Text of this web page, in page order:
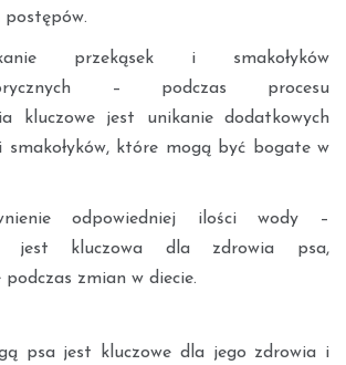
postępów.
przekąsek i smakołyków
– podczas procesu
kluczowe jest unikanie dodatkowych
smakołyków, które mogą być bogate w
odpowiedniej ilości wody –
jest kluczowa dla zdrowia psa,
podczas zmian w diecie.
psa jest kluczowe dla jego zdrowia i